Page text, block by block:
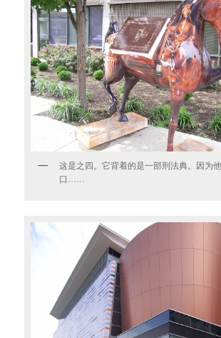
这是之四。它背着的是一部刑法典。因为
口……